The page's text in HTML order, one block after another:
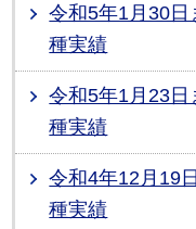
令和5年1月30
種実績
令和5年1月23
種実績
令和4年12月19
種実績